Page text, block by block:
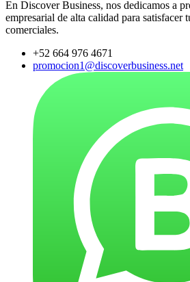
En Discover Business, nos dedicamos a
empresarial de alta calidad para satisfacer
comerciales.
+52 664 976 4671
promocion1@discoverbusiness.net